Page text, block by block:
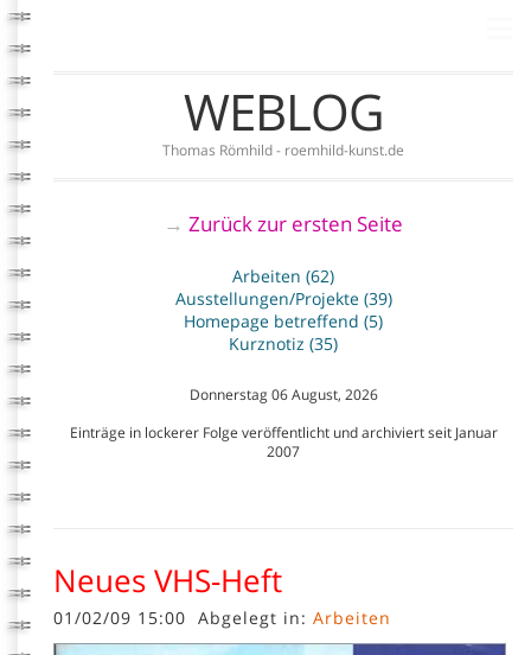
WEBLOG
Thomas Römhild - roemhild-kunst.de
→ Zurück zur ersten Seite
Arbeiten (62)
Ausstellungen/Projekte (39)
Homepage betreffend (5)
Kurznotiz (35)
Donnerstag 06 August, 2026
Einträge in lockerer Folge veröffentlicht und archiviert seit Januar
2007
Neues VHS-Heft
01/02/09 15:00 Abgelegt in: Arbeiten